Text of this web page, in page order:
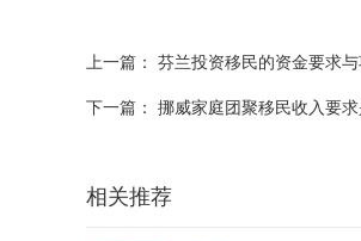
上一篇： 芬兰投资移民的资金要求
下一篇： 挪威家庭团聚移民收入要求
相关推荐